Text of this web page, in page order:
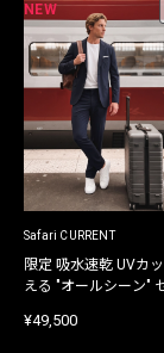
NEW
Safari CURRENT
限定 吸水速乾 UVカ
える "オールシーン"
¥49,500